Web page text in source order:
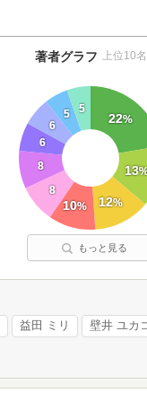
22%
13
12%
10%
8
8
6
6
5 5
著者グラフ 上位10名
もっと見る
益田 ミリ 壁井 ユカ